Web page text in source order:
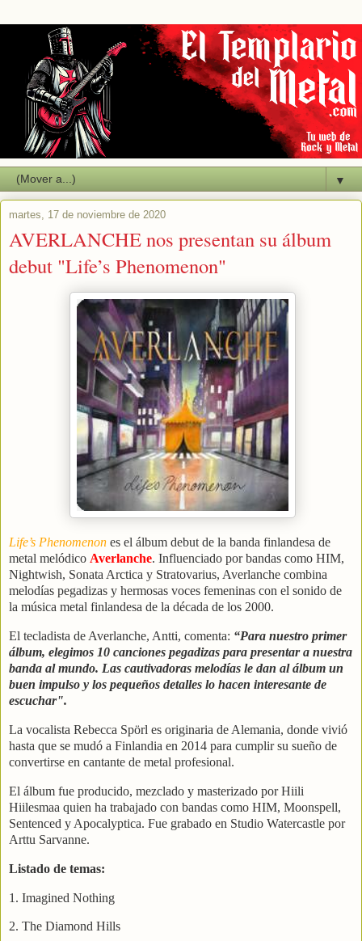
▼
martes, 17 de noviembre de 2020
AVERLANCHE nos presentan su álbum
debut "Life’s Phenomenon"
Life’s Phenomenon es el álbum debut de la banda finlandesa de
metal melódico Averlanche. Influenciado por bandas como HIM,
Nightwish, Sonata Arctica y Stratovarius, Averlanche combina
melodías pegadizas y hermosas voces femeninas con el sonido de
la música metal finlandesa de la década de los 2000.
El tecladista de Averlanche, Antti, comenta: “Para nuestro primer
álbum, elegimos 10 canciones pegadizas para presentar a nuestra
banda al mundo. Las cautivadoras melodías le dan al álbum un
buen impulso y los pequeños detalles lo hacen interesante de
escuchar".
La vocalista Rebecca Spörl es originaria de Alemania, donde vivió
hasta que se mudó a Finlandia en 2014 para cumplir su sueño de
convertirse en cantante de metal profesional.
El álbum fue producido, mezclado y masterizado por Hiili
Hiilesmaa quien ha trabajado con bandas como HIM, Moonspell,
Sentenced y Apocalyptica. Fue grabado en Studio Watercastle por
Arttu Sarvanne.
Listado de temas:
1. Imagined Nothing
2. The Diamond Hills